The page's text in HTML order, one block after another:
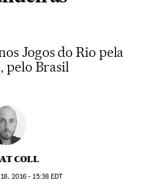
Jogos do Rio pela
pelo Brasil
COLL
18, 2016 - 15:38EDT